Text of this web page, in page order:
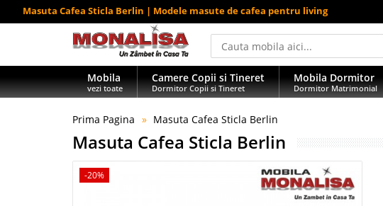
Masuta Cafea Sticla Berlin | Modele masute de cafea pentru living
Mobila
vezi toate
Camere Copii si Tineret
Dormitor Copii si Tineret
Mobila Dormitor
Dormitor Matrimonial
Prima Pagina Masuta Cafea Sticla Berlin
Masuta Cafea Sticla Berlin
-20%